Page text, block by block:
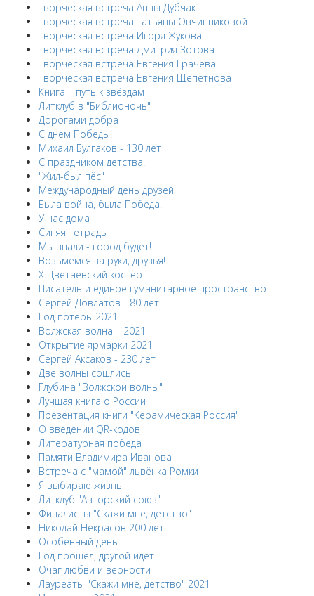
Творческая встреча Анны Дубчак
Творческая встреча Татьяны Овчинниковой
Творческая встреча Игоря Жукова
Творческая встреча Дмитрия Зотова
Творческая встреча Евгения Грачева
Творческая встреча Евгения Щепетнова
Книга – путь к звёздам
Литклуб в "Библионочь"
Дорогами добра
С днем Победы!
Михаил Булгаков - 130 лет
С праздником детства!
"Жил-был пёс"
Международный день друзей
Была война, была Победа!
У нас дома
Синяя тетрадь
Мы знали - город будет!
Возьмёмся за руки, друзья!
X Цветаевский костер
Писатель и единое гуманитарное пространство
Сергей Довлатов - 80 лет
Год потерь-2021
Волжская волна – 2021
Открытие ярмарки 2021
Сергей Аксаков - 230 лет
Две волны сошлись
Глубина "Волжской волны"
Лучшая книга о России
Презентация книги "Керамическая Россия"
О введении QR-кодов
Литературная победа
Памяти Владимира Иванова
Встреча с "мамой" львёнка Ромки
Я выбираю жизнь
Литклуб "Авторский союз"
Финалисты "Скажи мне, детство"
Николай Некрасов 200 лет
Особенный день
Год прошел, другой идет
Очаг любви и верности
Лауреаты "Скажи мне, детство" 2021